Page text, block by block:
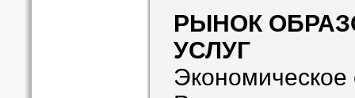
РЫНОК
УСЛУГ
Экономическое